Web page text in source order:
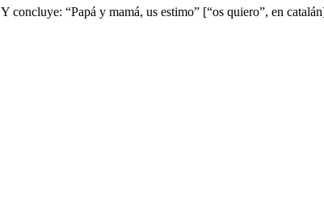
Y concluye: “Papá y mamá, us estimo” [“os quiero”, en